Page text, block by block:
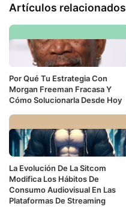
Artículos relacionados
Por Qué Tu Estrategia Con
Morgan Freeman Fracasa Y
Cómo Solucionarla Desde Hoy
La Evolución De La Sitcom
Modifica Los Hábitos De
Consumo Audiovisual En Las
Plataformas De Streaming